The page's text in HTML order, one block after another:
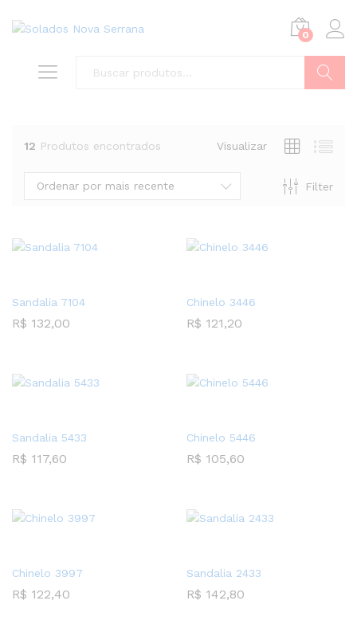
0
12 Produtos encontrados Visualizar
Filter
Ordenar por mais recente
Sandalia 7104
R$ 132,00
Chinelo 3446
R$ 121,20
Sandalia 5433
R$ 117,60
Chinelo 5446
R$ 105,60
Chinelo 3997
R$ 122,40
Sandalia 2433
R$ 142,80